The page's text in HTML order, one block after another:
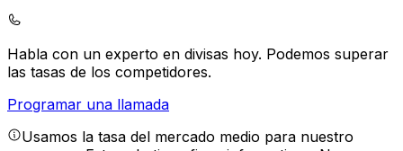
Habla con un experto en divisas hoy. Podemos superar
las tasas de los competidores.
Programar una llamada
Usamos la tasa del mercado medio para nuestro